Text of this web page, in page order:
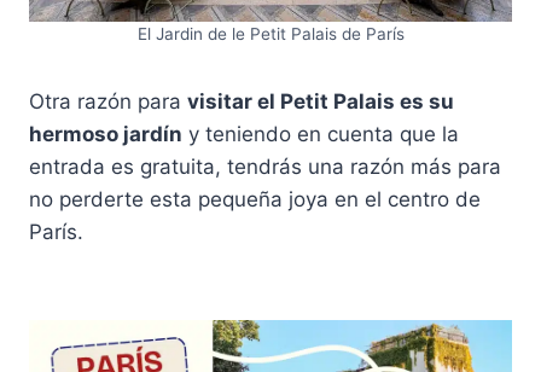
El Jardin de le Petit Palais de París
Otra razón para visitar el Petit Palais es su
hermoso jardín y teniendo en cuenta que la
entrada es gratuita, tendrás una razón más para
no perderte esta pequeña joya en el centro de
París.